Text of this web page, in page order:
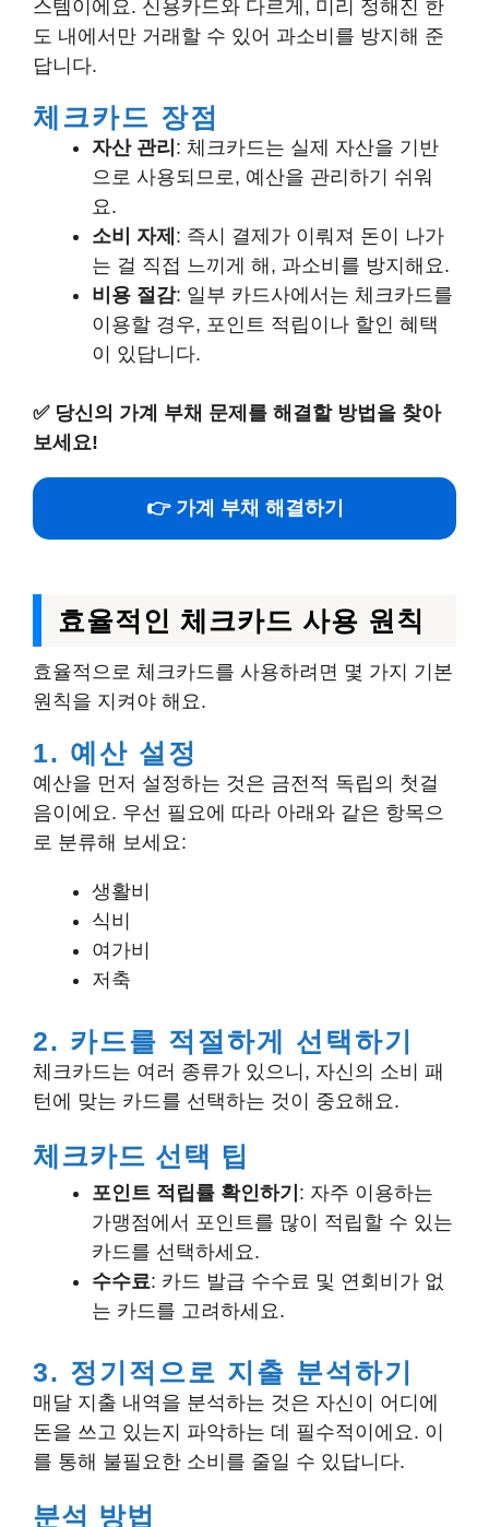
스템이에요. 신용카드와 다르게, 미리 정해진 한
도 내에서만 거래할 수 있어 과소비를 방지해 준
답니다.
체크카드 장점
자산 관리 : 체크카드는 실제 자산을 기반
으로 사용되므로, 예산을 관리하기 쉬워
요.
소비 자제 : 즉시 결제가 이뤄져 돈이 나가
는 걸 직접 느끼게 해, 과소비를 방지해요.
비용 절감: 일부 카드사에서는 체크카드를
이용할 경우, 포인트 적립이나 할인 혜택
이 있답니다.
✅ 당신의 가계 부채 문제를 해결할 방법을 찾아
보세요!
👉 가계 부채 해결하기
효율적인 체크카드 사용 원칙
효율적으로 체크카드를 사용하려면 몇 가지 기본
원칙을 지켜야 해요.
1. 예산 설정
예산을 먼저 설정하는 것은 금전적 독립의 첫걸
음이에요. 우선 필요에 따라 아래와 같은 항목으
로 분류해 보세요:
생활비
식비
여가비
저축
2. 카드를 적절하게 선택하기
체크카드는 여러 종류가 있으니, 자신의 소비 패
턴에 맞는 카드를 선택하는 것이 중요해요.
체크카드 선택 팁
포인트 적립률 확인하기 : 자주 이용하는
가맹점에서 포인트를 많이 적립할 수 있는
카드를 선택하세요.
수수료: 카드 발급 수수료 및 연회비가 없
는 카드를 고려하세요.
3. 정기적으로 지출 분석하기
매달 지출 내역을 분석하는 것은 자신이 어디에
돈을 쓰고 있는지 파악하는 데 필수적이에요. 이
를 통해 불필요한 소비를 줄일 수 있답니다.
분석 방법